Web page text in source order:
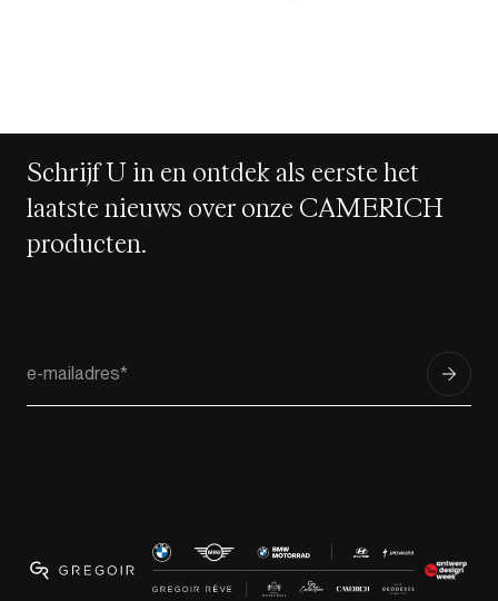
Schrijf U in en ontdek als eerste het
laatste nieuws over onze CAMERICH
producten.